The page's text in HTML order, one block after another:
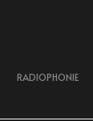
RADIOPHONIE